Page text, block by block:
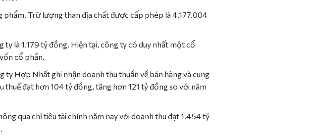
Trữ lượng than địa chất được cấp phép là 4.177.004
ty là 1.179 tỷ đồng. Hiện tại, công ty có duy nhất một cổ
cổ phần.
Hợp Nhất ghi nhận doanh thu thuần về bán hàng và cung
đạt hơn 104 tỷ đồng, tăng hơn 121 tỷ đồng so với năm
qua chỉ tiêu tài chính năm nay với doanh thu đạt 1.454 tỷ